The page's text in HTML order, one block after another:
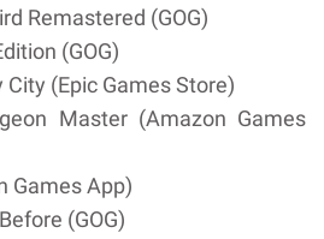
Remastered (GOG)
(GOG)
City (Epic Games Store)
Master (Amazon Games
Games App)
(GOG)